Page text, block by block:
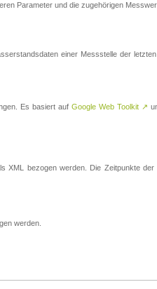
Parameter und die zugehörigen
einer Messstelle der
Es basiert auf Google Web Toolkit ↗
XML bezogen werden. Die Zeitpunkte
werden.